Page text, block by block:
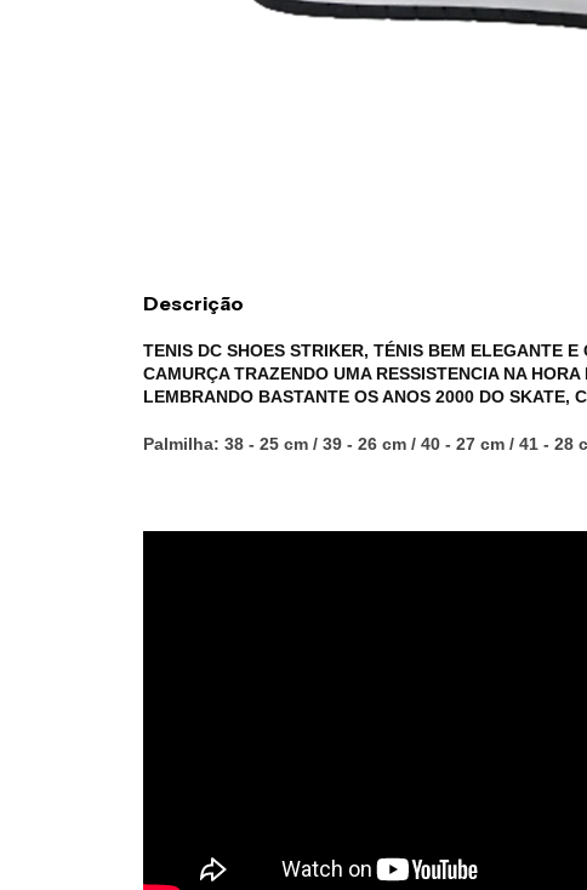
Descrição
TENIS DC SHOES STRIKER, TÉNIS BEM ELEGANTE
CAMURÇA TRAZENDO UMA RESSISTENCIA NA
LEMBRANDO BASTANTE OS ANOS 2000 DO SKATE,
Palmilha: 38 - 25 cm / 39 - 26 cm / 40 - 27 cm / 41 - 28